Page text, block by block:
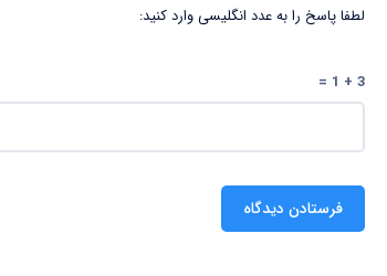
لطفا پاسخ را به عدد انگلیسی وارد کنید:
3 + 1 =